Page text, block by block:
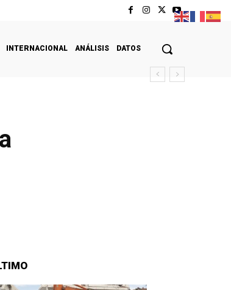
INTERNACIONAL ANÁLISIS DATOS